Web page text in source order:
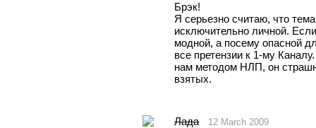
Брэк!
Я серьезно считаю, что
исключительно личной.
модной, а посему опасной
все претензии к 1-му
нам методом НЛП, он
взятых.
Лада 12 March 2009